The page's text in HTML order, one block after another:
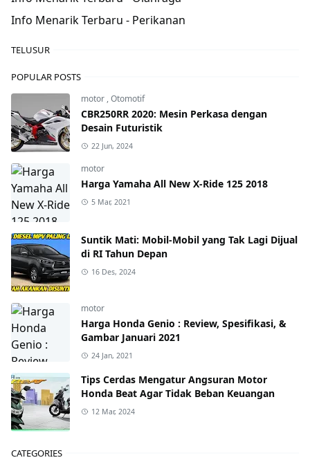
Info Menarik Terbaru - Perikanan
TELUSUR
POPULAR POSTS
motor ,Otomotif
CBR250RR 2020: Mesin Perkasa dengan
Desain Futuristik
22 Jun, 2024
motor
Harga Yamaha All New X-Ride 125 2018
5 Mar, 2021
Suntik Mati: Mobil-Mobil yang Tak Lagi Dijual
di RI Tahun Depan
16 Des, 2024
motor
Harga Honda Genio : Review, Spesifikasi, &
Gambar Januari 2021
24 Jan, 2021
Tips Cerdas Mengatur Angsuran Motor
Honda Beat Agar Tidak Beban Keuangan
12 Mar, 2024
CATEGORIES